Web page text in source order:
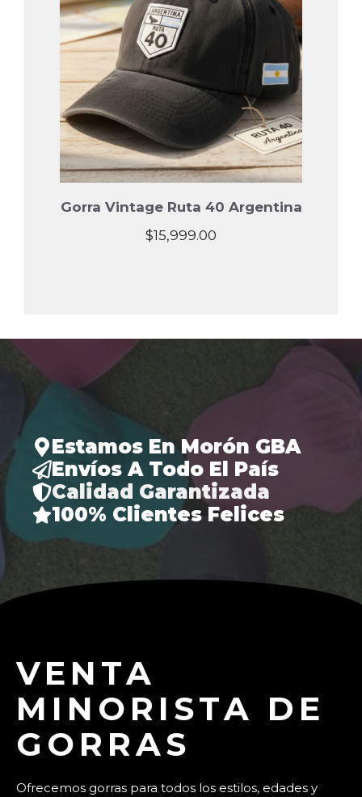
Gorra Vintage Ruta 40 Argentina
$15,999.00
Estamos En Morón GBA
Envíos A Todo El País
Calidad Garantizada
100% Clientes Felices
VENTA
MINORISTA DE
GORRAS
Ofrecemos gorras para todos los estilos, edades y